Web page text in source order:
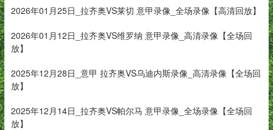
2026年01月25日_拉齐奥VS莱切 意甲录像_全场录像【高清回放】
2026年01月12日_拉齐奥VS维罗纳 意甲录像_高清录像【全场回
放】
2025年12月28日_意甲 拉齐奥VS乌迪内斯录像_高清录像【全场回
放】
2025年12月14日_拉齐奥VS帕尔马 意甲录像_全场录像【全场回
放】